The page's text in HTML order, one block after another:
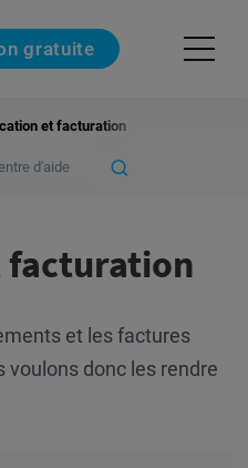
gratuite
et facturation
et les factures
voulons donc les rendre